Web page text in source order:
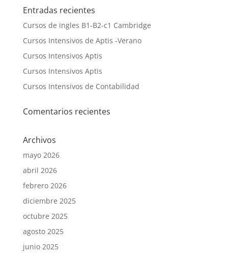
Entradas recientes
Cursos de ingles B1-B2-c1 Cambridge
Cursos Intensivos de Aptis -Verano
Cursos Intensivos Aptis
Cursos Intensivos Aptis
Cursos Intensivos de Contabilidad
Comentarios recientes
Archivos
mayo 2026
abril 2026
febrero 2026
diciembre 2025
octubre 2025
agosto 2025
junio 2025